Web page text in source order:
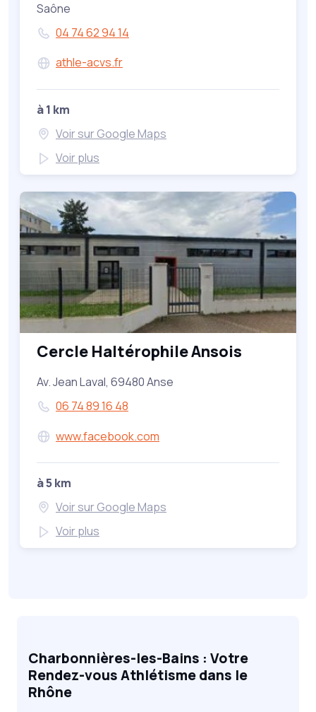
Saône
04 74 62 94 14
athle-acvs.fr
à 1 km
Voir sur Google Maps
Voir plus
Cercle Haltérophile Ansois
Av. Jean Laval, 69480 Anse
06 74 89 16 48
www.facebook.com
à 5 km
Voir sur Google Maps
Voir plus
Charbonnières-les-Bains : Votre
Rendez-vous Athlétisme dans le
Rhône